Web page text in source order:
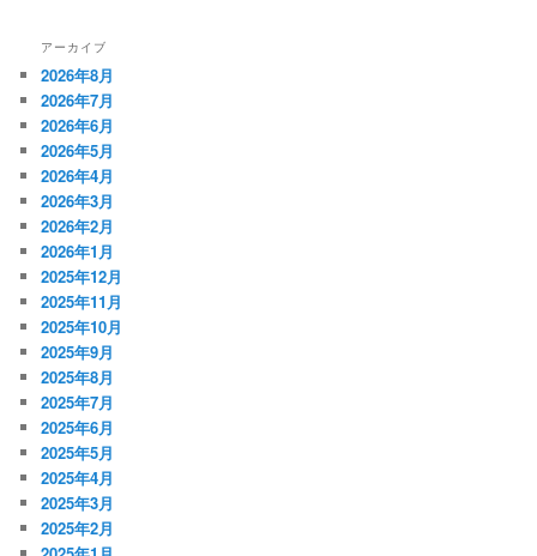
アーカイブ
2026年8月
2026年7月
2026年6月
2026年5月
2026年4月
2026年3月
2026年2月
2026年1月
2025年12月
2025年11月
2025年10月
2025年9月
2025年8月
2025年7月
2025年6月
2025年5月
2025年4月
2025年3月
2025年2月